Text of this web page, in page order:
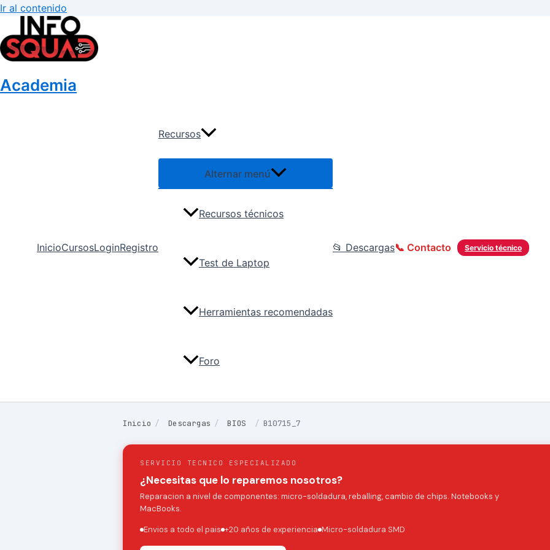
Ir al contenido
Academia
InicioCursosLoginRegistro
Recursos
Alternar menú
Recursos técnicos
Test de Laptop
Herramientas recomendadas
Foro
📂 Descargas Servicio técnico
📞 Contacto
Inicio / Descargas / BIOS / B10715_7
SERVICIO TECNICO ESPECIALIZADO
¿Necesitas que lo reparemos nosotros?
Reparacion a nivel de componentes: micro-soldadura, reballing, cambio de chips. Notebooks y
MacBooks.
Envios a todo el pais +20 años de experiencia Micro-soldadura SMD